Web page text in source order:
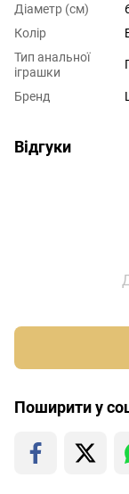
Діаметр (см)
Колір
Тип анальної
іграшки
Бренд
Відгуки
Поширити у